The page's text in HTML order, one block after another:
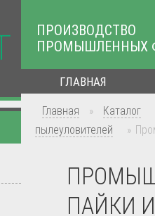
ПРОИЗВОДСТВО
ПРОМЫШЛЕННЫХ
ГЛАВНАЯ
Главная » Каталог
пылеуловителей
»
ПАЙКИ